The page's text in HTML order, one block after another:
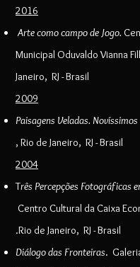
2016
Arte como campo de Jogo.
Municipal Oduvaldo Vianna
Janeiro, RJ - Brasil
2009
Paisagens Veladas. Novíssimos
, Rio de Janeiro, RJ - Brasil
2004
Três Percepções Fotográficas
Centro Cultural da Caixa
.Rio de Janeiro, RJ - Brasil
Diálogo das Fronteiras.